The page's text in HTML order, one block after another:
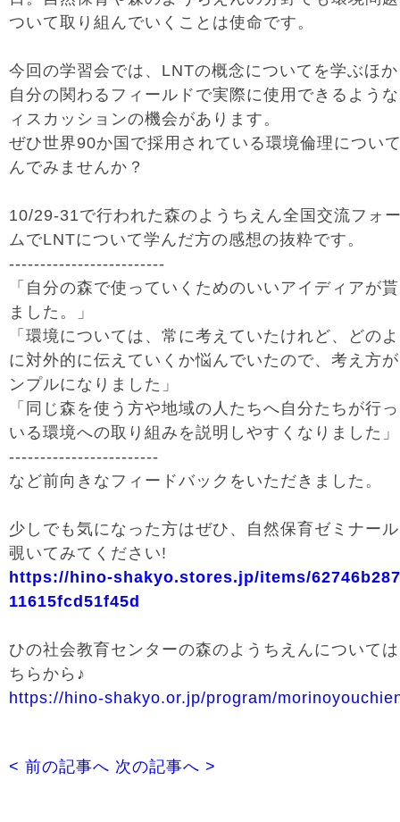
ついて取り組んでいくことは使命です。
今回の学習会では、LNTの概念についてを学ぶほ
自分の関わるフィールドで実際に使用できるよう
ィスカッションの機会があります。
ぜひ世界90か国で採用されている環境倫理につい
んでみませんか？
10/29-31で行われた森のようちえん全国交流フォ
ムでLNTについて学んだ方の感想の抜粋です。
-------------------------
「自分の森で使っていくためのいいアイディアが
ました。」
「環境については、常に考えていたけれど、どの
に対外的に伝えていくか悩んでいたので、考え方
ンプルになりました」
「同じ森を使う方や地域の人たちへ自分たちが行
いる環境への取り組みを説明しやすくなりました」
------------------------
など前向きなフィードバックをいただきました。
少しでも気になった方はぜひ、自然保育ゼミナー
覗いてみてください!
https://hino-shakyo.stores.jp/items/
11615fcd51f45d
ひの社会教育センターの森のようちえんについて
ちらから♪
https://hino-shakyo.or.jp/program/
< 前の記事へ 次の記事へ >